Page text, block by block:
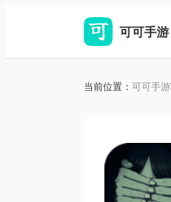
可可手游
当前位置： 可可手游